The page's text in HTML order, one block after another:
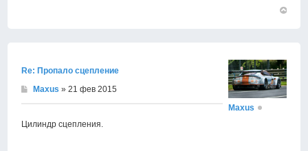
Re: Пропало сцепление
Maxus » 21 фев 2015
Цилиндр сцепления.
Maxus